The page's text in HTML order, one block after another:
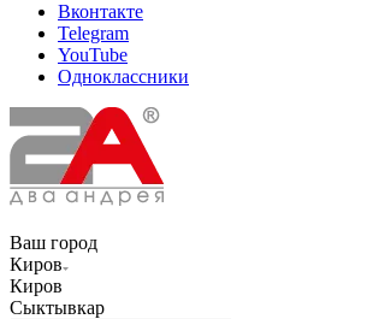
Вконтакте
Telegram
YouTube
Одноклассники
Ваш город
Киров
Киров
Сыктывкар